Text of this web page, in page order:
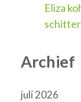
Eliza
Archief
juli 2026